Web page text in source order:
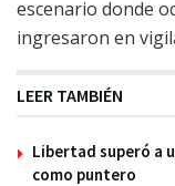
escenario donde
ingresaron en
LEER TAMBIÉN
Libertad superó a
como puntero